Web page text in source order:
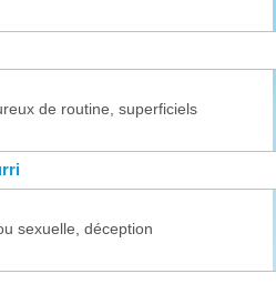
de routine, superficiels
sexuelle, déception